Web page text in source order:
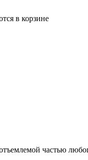
в корзине
частью